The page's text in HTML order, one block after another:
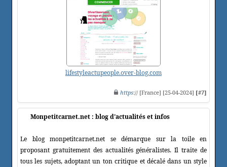
lifestyleactupeople.over-blog.com
https:// [France] [25-04-2024] [#7]
Monpetitcarnet.net : blog d'actualités et infos
Le blog monpetitcarnet.net se démarque sur la toile en
proposant gratuitement des actualités généralistes. Il traite de
tous les sujets, adoptant un ton critique et décalé dans un style